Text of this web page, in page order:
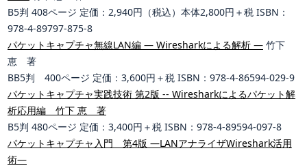
B5判 408ページ 定価：2,940円（税込）本体2,800円＋税 ISBN：
978-4-89797-875-8
パケットキャプチャ無線LAN編 ― Wiresharkによる解析 ― 竹下
恵 著
BB5判 400ページ 定価：3,600円＋税 ISBN：978-4-86594-029-9
パケットキャプチャ実践技術 第2版 -- Wiresharkによるパケット解
析応用編 竹下 恵 著
B5判 480ページ 定価：3,400円＋税 ISBN：978-4-89594-097-8
パケットキャプチャ入門 第4版 ―LANアナライザWireshark活用
術―